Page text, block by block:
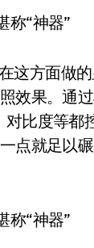
方面做的
效果。通
比度等都
点就足以